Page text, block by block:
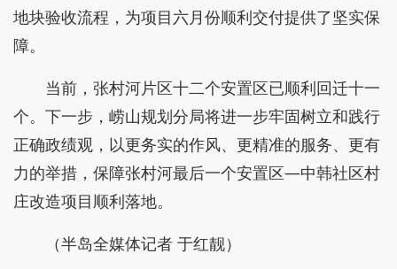
地块验收流程，为项目六月份顺利交付提供了坚实保
障。
当前，张村河片区十二个安置区已顺利回迁十一
个。下一步，崂山规划分局将进一步牢固树立和践行
正确政绩观，以更务实的作风、更精准的服务、更有
力的举措，保障张村河最后一个安置区—中韩社区村
庄改造项目顺利落地。
（半岛全媒体记者 于红靓）